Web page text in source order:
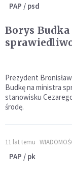
PAP / psd
Borys
Prezydent
Budkę na ministra
stanowisku
środę.
11 lat temu
PAP / pk